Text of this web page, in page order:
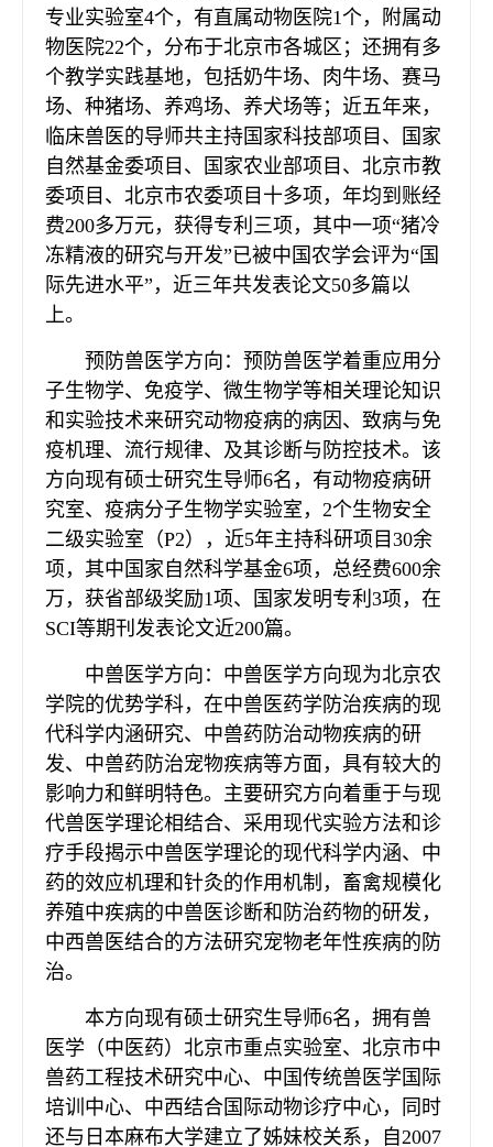
专业实验室4个，有直属动物医院1个，附属动
物医院22个，分布于北京市各城区；还拥有多
个教学实践基地，包括奶牛场、肉牛场、赛马
场、种猪场、养鸡场、养犬场等；近五年来，
临床兽医的导师共主持国家科技部项目、国家
自然基金委项目、国家农业部项目、北京市教
委项目、北京市农委项目十多项，年均到账经
费200多万元，获得专利三项，其中一项“猪冷
冻精液的研究与开发”已被中国农学会评为“国
际先进水平”，近三年共发表论文50多篇以
上。
预防兽医学方向：预防兽医学着重应用分
子生物学、免疫学、微生物学等相关理论知识
和实验技术来研究动物疫病的病因、致病与免
疫机理、流行规律、及其诊断与防控技术。该
方向现有硕士研究生导师6名，有动物疫病研
究室、疫病分子生物学实验室，2个生物安全
二级实验室（P2），近5年主持科研项目30余
项，其中国家自然科学基金6项，总经费600余
万，获省部级奖励1项、国家发明专利3项，在
SCI等期刊发表论文近200篇。
中兽医学方向：中兽医学方向现为北京农
学院的优势学科，在中兽医药学防治疾病的现
代科学内涵研究、中兽药防治动物疾病的研
发、中兽药防治宠物疾病等方面，具有较大的
影响力和鲜明特色。主要研究方向着重于与现
代兽医学理论相结合、采用现代实验方法和诊
疗手段揭示中兽医学理论的现代科学内涵、中
药的效应机理和针灸的作用机制，畜禽规模化
养殖中疾病的中兽医诊断和防治药物的研发，
中西兽医结合的方法研究宠物老年性疾病的防
治。
本方向现有硕士研究生导师6名，拥有兽
医学（中医药）北京市重点实验室、北京市中
兽药工程技术研究中心、中国传统兽医学国际
培训中心、中西结合国际动物诊疗中心，同时
还与日本麻布大学建立了姊妹校关系，自2007